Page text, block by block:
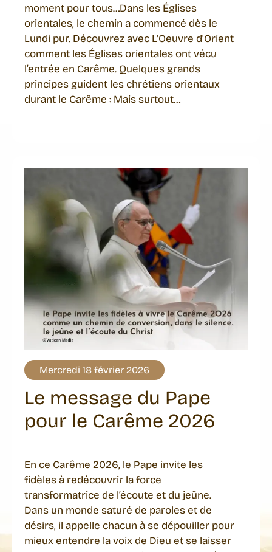
moment pour tous…Dans les Églises
orientales, le chemin a commencé dès le
Lundi pur. Découvrez avec L'Oeuvre d'Orient
comment les Églises orientales ont vécu
l’entrée en Carême. Quelques grands
principes guident les chrétiens orientaux
durant le Carême : Mais surtout…
Mercredi 18 février 2026
Le message du Pape
pour le Carême 2026
En ce Carême 2026, le Pape invite les
fidèles à redécouvrir la force
transformatrice de l’écoute et du jeûne.
Dans un monde saturé de paroles et de
désirs, il appelle chacun à se dépouiller pour
mieux entendre la voix de Dieu et se laisser